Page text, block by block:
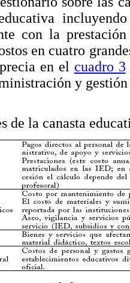
con la
en cuatro
en el cuadro 3
y
de la canasta